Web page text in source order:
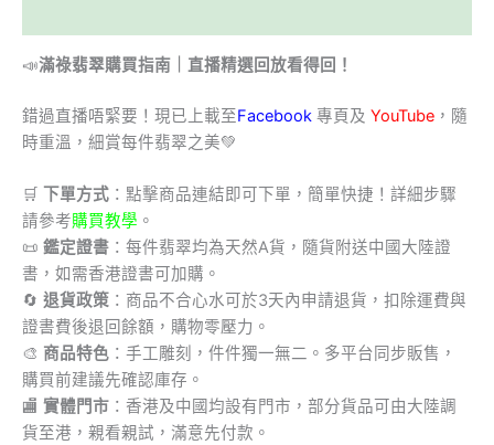
📣滿祿翡翠購買指南｜直播精選回放看得回！
錯過直播唔緊要！現已上載至Facebook 專頁及 YouTube ，隨
時重溫，細賞每件翡翠之美💚
🛒 下單方式 ：點擊商品連結即可下單，簡單快捷！詳細步驟
請參考購買教學 。
📜 鑑定證書 ：每件翡翠均為天然A貨，隨貨附送中國大陸證
書，如需香港證書可加購。
🔄 退貨政策 ：商品不合心水可於3天內申請退貨，扣除運費與
證書費後退回餘額，購物零壓力。
🎨 商品特色 ：手工雕刻，件件獨一無二。多平台同步販售，
購買前建議先確認庫存。
🏬 實體門市 ：香港及中國均設有門市，部分貨品可由大陸調
貨至港，親看親試，滿意先付款。